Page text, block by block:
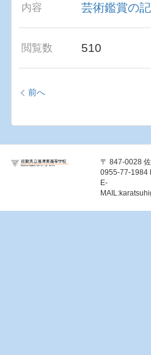
内容 芸術鑑賞の
閲覧数 510
前へ
〒 847-0028
0955-77-1984
E-
MAIL: